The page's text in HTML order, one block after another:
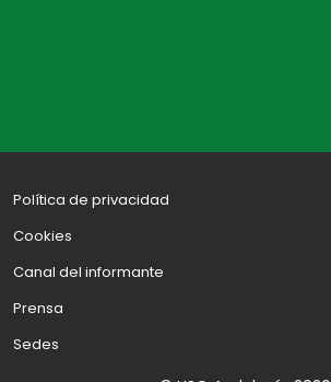
Política de privacidad
Cookies
Canal del informante
Prensa
Sedes